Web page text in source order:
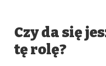
Czy da się
tę rolę?